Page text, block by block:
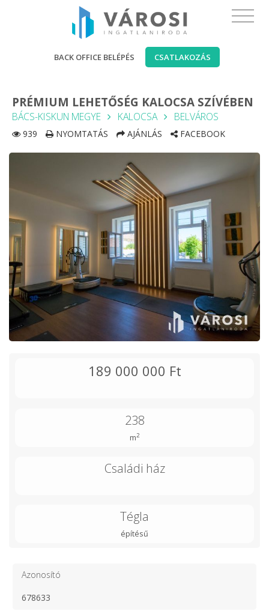
BACK OFFICE BELÉPÉS CSATLAKOZÁS
PRÉMIUM LEHETŐSÉG KALOCSA SZÍVÉBEN
BÁCS-KISKUN MEGYE KALOCSA BELVÁROS
939 NYOMTATÁS AJÁNLÁS FACEBOOK
189 000 000 Ft
238
m2
Családi ház
Tégla
építésű
Azonosító
678633